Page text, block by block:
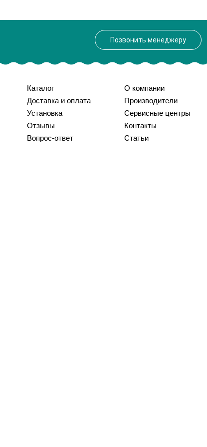
Позвонить менеджеру
Каталог
Доставка и оплата
Установка
Отзывы
Вопрос-ответ
О компании
Производители
Сервисные центры
Контакты
Статьи